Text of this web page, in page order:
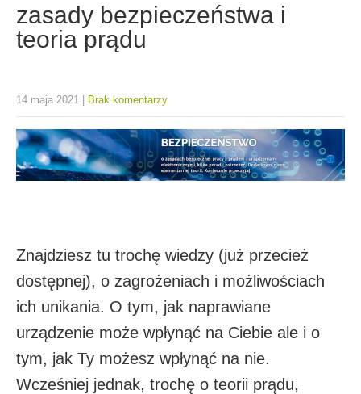
zasady bezpieczeństwa i
teoria prądu
14 maja 2021 | Brak komentarzy
Znajdziesz tu trochę wiedzy (już przecież
dostępnej), o zagrożeniach i możliwościach
ich unikania. O tym, jak naprawiane
urządzenie może wpłynąć na Ciebie ale i o
tym, jak Ty możesz wpłynąć na nie.
Wcześniej jednak, trochę o teorii prądu,